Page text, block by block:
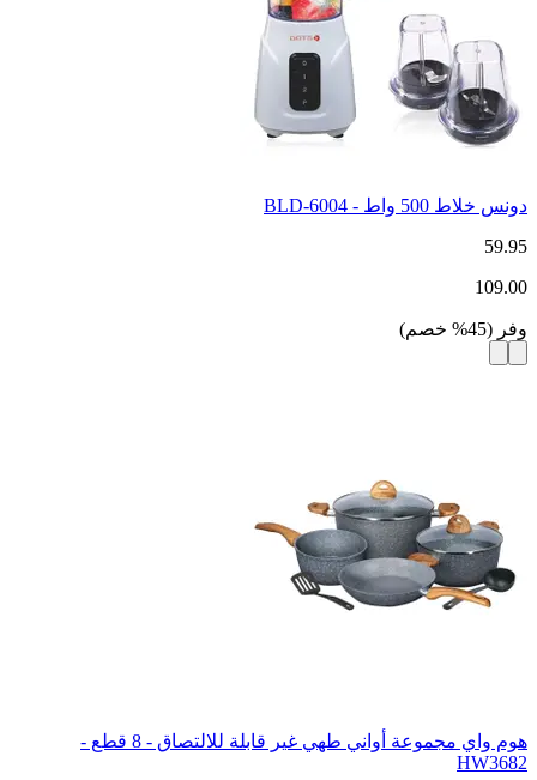
دونس خلاط 500 واط - BLD-6004
59.95
109.00
وفر (
45
% خصم)
هوم واي مجموعة أواني طهي غير قابلة للالتصاق - 8 قطع -
HW3682